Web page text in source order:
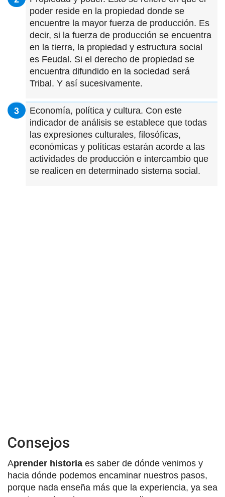
poder reside en la propiedad donde se
encuentre la mayor fuerza de producción. Es
decir, si la fuerza de producción se encuentra
en la tierra, la propiedad y estructura social
es Feudal. Si el derecho de propiedad se
encuentra difundido en la sociedad será
Tribal. Y así sucesivamente.
Economía, política y cultura. Con este
indicador de análisis se establece que todas
las expresiones culturales, filosóficas,
económicas y políticas estarán acorde a las
actividades de producción e intercambio que
se realicen en determinado sistema social.
Consejos
Aprender historia es saber de dónde venimos y
hacia dónde podemos encaminar nuestros pasos,
porque nada enseña más que la experiencia, ya sea